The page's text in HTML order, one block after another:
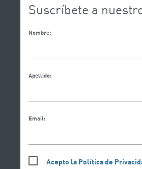
Suscríbete a
Nombre:
Apellido:
Email:
Acepto la Política de